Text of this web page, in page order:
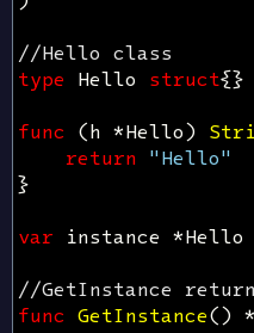
//Hello class
type Hello struct{}
func (h *Hello)
return "Hello"
}
var instance *Hello
//GetInstance
func GetInstance() *